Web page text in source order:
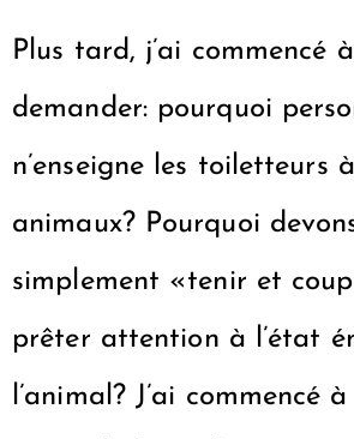
Plus tard, j’ai commencé
demander: pourquoi
n’enseigne les toiletteurs à
animaux? Pourquoi
simplement «tenir et
prêter attention à l’état
l’animal? J’ai commencé